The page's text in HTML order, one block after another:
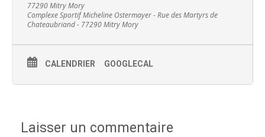
77290 Mitry Mory
Complexe Sportif Micheline Ostermayer - Rue des Martyrs de
Chateaubriand - 77290 Mitry Mory
CALENDRIER GOOGLECAL
Laisser un commentaire